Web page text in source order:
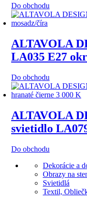
Do obchodu
ALTAVOLA
LA035 E27
Do obchodu
ALTAVOLA
svietidlo
Do obchodu
Dekorácie a
Obrazy na
Svietidlá
Textil,